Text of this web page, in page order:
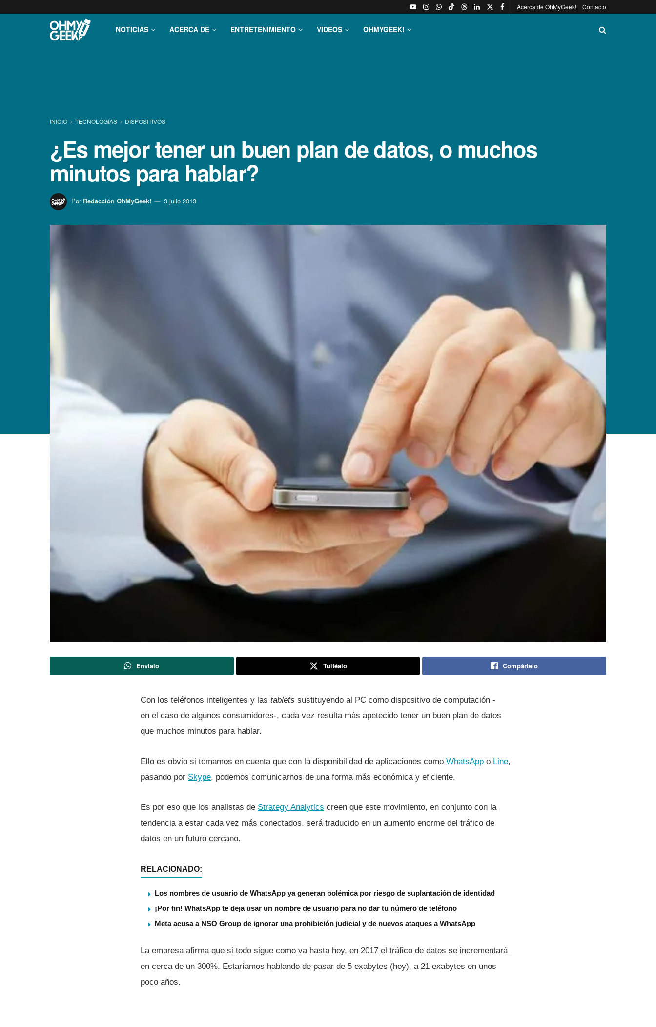
Acerca de OhMyGeek! Contacto
NOTICIAS ACERCA DE ENTRETENIMIENTO VIDEOS OHMYGEEK!
INICIO TECNOLOGÍ­AS DISPOSITIVOS
¿Es mejor tener un buen plan de datos, o muchos
minutos para hablar?
Por Redacción OhMyGeek! 3 julio 2013
Envíalo Tuitéalo Compártelo
Con los teléfonos inteligentes y las tablets sustituyendo al PC como dispositivo de computación -
en el caso de algunos consumidores-, cada vez resulta más apetecido tener un buen plan de datos
que muchos minutos para hablar.
Ello es obvio si tomamos en cuenta que con la disponibilidad de aplicaciones como WhatsApp o Line,
pasando por Skype, podemos comunicarnos de una forma más económica y eficiente.
Es por eso que los analistas de Strategy Analytics creen que este movimiento, en conjunto con la
tendencia a estar cada vez más conectados, será traducido en un aumento enorme del tráfico de
datos en un futuro cercano.
RELACIONADO:
Los nombres de usuario de WhatsApp ya generan polémica por riesgo de suplantación de identidad
¡Por fin! WhatsApp te deja usar un nombre de usuario para no dar tu número de teléfono
Meta acusa a NSO Group de ignorar una prohibición judicial y de nuevos ataques a WhatsApp
La empresa afirma que si todo sigue como va hasta hoy, en 2017 el tráfico de datos se incrementará
en cerca de un 300%. Estarí­amos hablando de pasar de 5 exabytes (hoy), a 21 exabytes en unos
poco años.